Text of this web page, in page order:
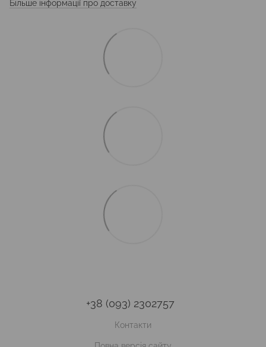
Більше інформації про доставку
+38 (093) 2302757
Контакти